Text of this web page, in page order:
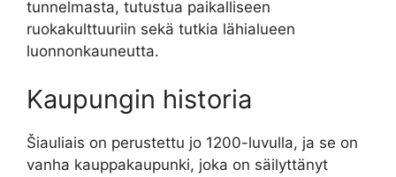
tunnelmasta, tutustua paikalliseen
ruokakulttuuriin sekä tutkia lähialueen
luonnonkauneutta.
Kaupungin historia
Šiauliais on perustettu jo 1200-luvulla, ja se on
vanha kauppakaupunki, joka on säilyttänyt